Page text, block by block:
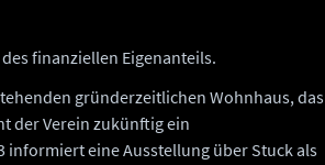
finanziellen Eigenanteils.
gründerzeitlichen Wohnhaus, das
der Verein zukünftig ein
eine Ausstellung über Stuck als